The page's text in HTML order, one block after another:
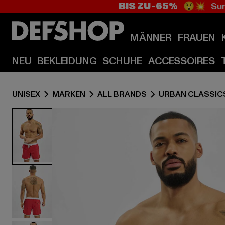
BIS ZU -65% 😲💥
MÄNNER FRAUEN
NEU BEKLEIDUNG SCHUHE ACCESSOIRES
UNISEX MARKEN ALL BRANDS URBAN